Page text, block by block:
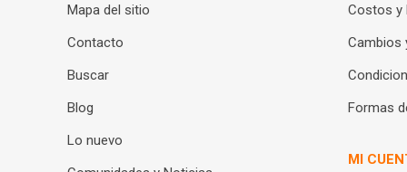
Mapa del sitio
Contacto
Buscar
Blog
Lo nuevo
Costos y
Cambios
Formas
MI